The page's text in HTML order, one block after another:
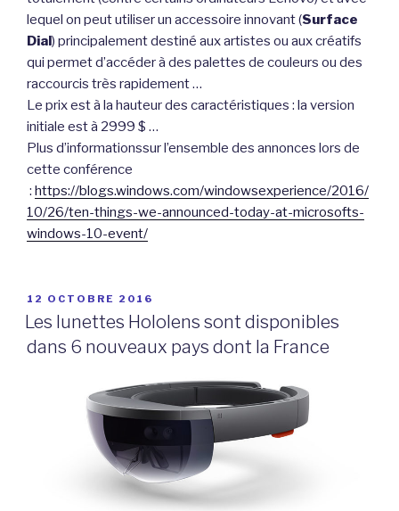
lequel on peut utiliser un accessoire innovant (Surface
Dial) principalement destiné aux artistes ou aux créatifs
qui permet d’accéder à des palettes de couleurs ou des
raccourcis très rapidement …
Le prix est à la hauteur des caractéristiques : la version
initiale est à 2999 $ …
Plus d’informationssur l’ensemble des annonces lors de
cette conférence
: https://blogs.windows.com/windowsexperience/2016/
10/26/ten-things-we-announced-today-at-microsofts-
windows-10-event/
PUBLIÉ
LE
12 OCTOBRE 2016
Les lunettes Hololens sont disponibles
dans 6 nouveaux pays dont la France